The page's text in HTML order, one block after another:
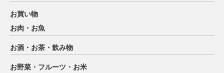
お買い物
お肉・お魚
お酒・お茶・飲み物
お野菜・フルーツ・お米